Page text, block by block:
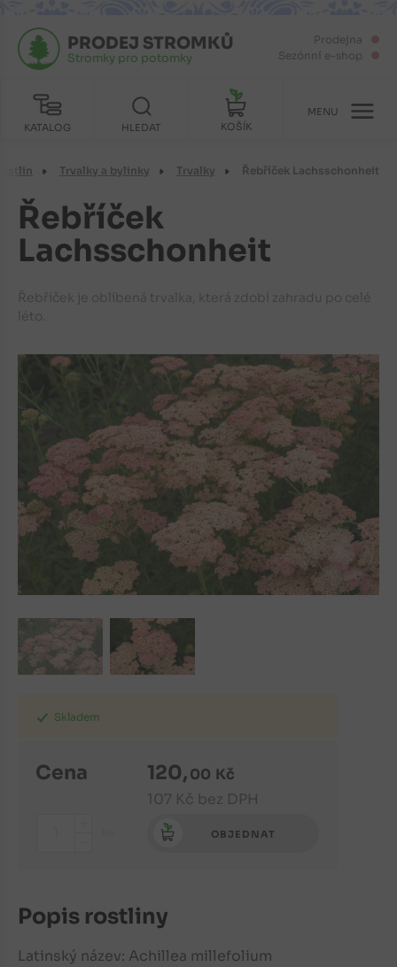
Prodejna
Sezónní e-shop
KATALOG
PRODEJ STROMKŮ
Stromky pro potomky
HLEDAT KOŠÍK
MENU
Trvalky a bylinky Trvalky Řebříček Lachsschonheit
Řebříček
Lachsschonheit
Řebříček je oblíbená trvalka, která zdobí zahradu po celé
léto.
Skladem
Cena 120,00 Kč
107 Kč bez DPH
OBJEDNAT
Popis rostliny
Latinský název: Achillea millefolium